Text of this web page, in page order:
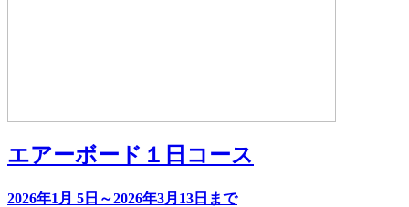
エアーボード１日コース
2026年1月 5日～2026年3月13日まで